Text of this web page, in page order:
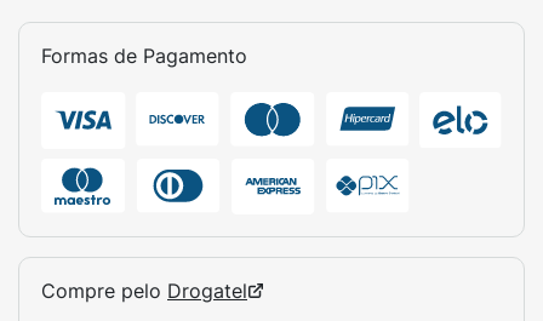
Formas de Pagamento
Compre pelo Drogatel